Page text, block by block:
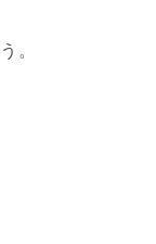
。